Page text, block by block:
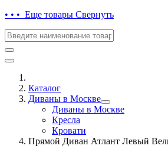
• • • Еще товары Свернуть
Каталог
Диваны в Москве
Диваны в Москве
Кресла
Кровати
Прямой Диван Атлант Левый